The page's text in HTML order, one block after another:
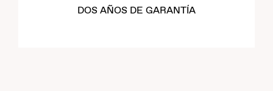
DOS AÑOS DE GARANTÍA